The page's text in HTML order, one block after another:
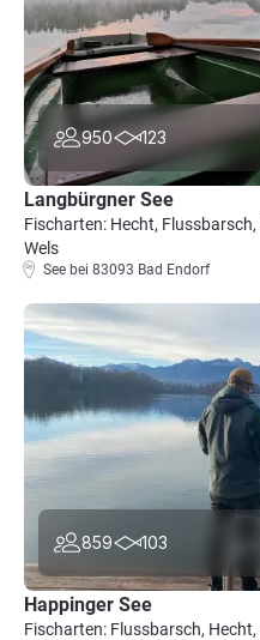
950 123
Langbürgner See
Fischarten: Hecht, Flussbarsch,
Wels
See bei 83093 Bad Endorf
859 103
Happinger See
Fischarten: Flussbarsch, Hecht,